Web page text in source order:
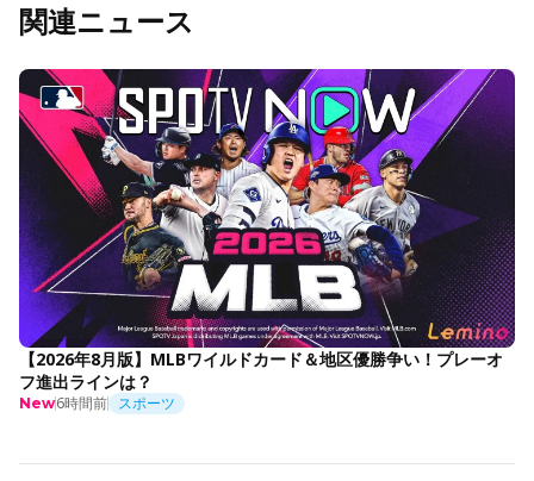
関連ニュース
【2026年8月版】MLBワイルドカード＆地区優勝争い！プレーオ
フ進出ラインは？
New6時間前 スポーツ